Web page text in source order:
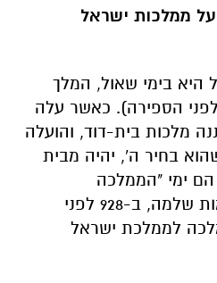
ממלכות ישראל
היא בימי שאול, המלך
הראשון בישראל (1040 לפני הספירה). כאשר עלה
מלכות בית-דוד, והועלה
בחיר ה', יהיה מבית
הם ימי "הממלכה
המאוחדת", אך לאחר מות שלמה, ב-928 לפני
לממלכת ישראל